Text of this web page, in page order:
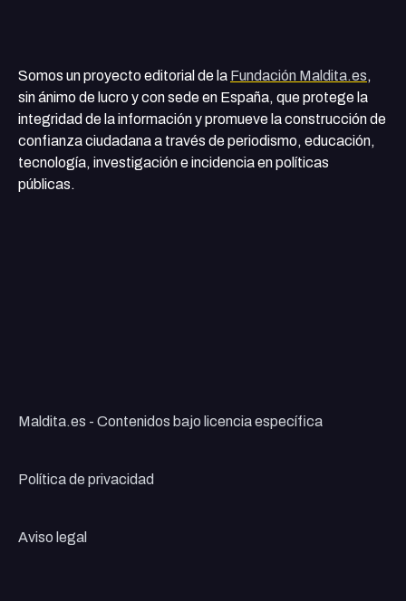
Somos un proyecto editorial de la Fundación Maldita.es,
sin ánimo de lucro y con sede en España, que protege la
integridad de la información y promueve la construcción de
confianza ciudadana a través de periodismo, educación,
tecnología, investigación e incidencia en políticas
públicas.
Maldita.es - Contenidos bajo licencia específica
Política de privacidad
Aviso legal